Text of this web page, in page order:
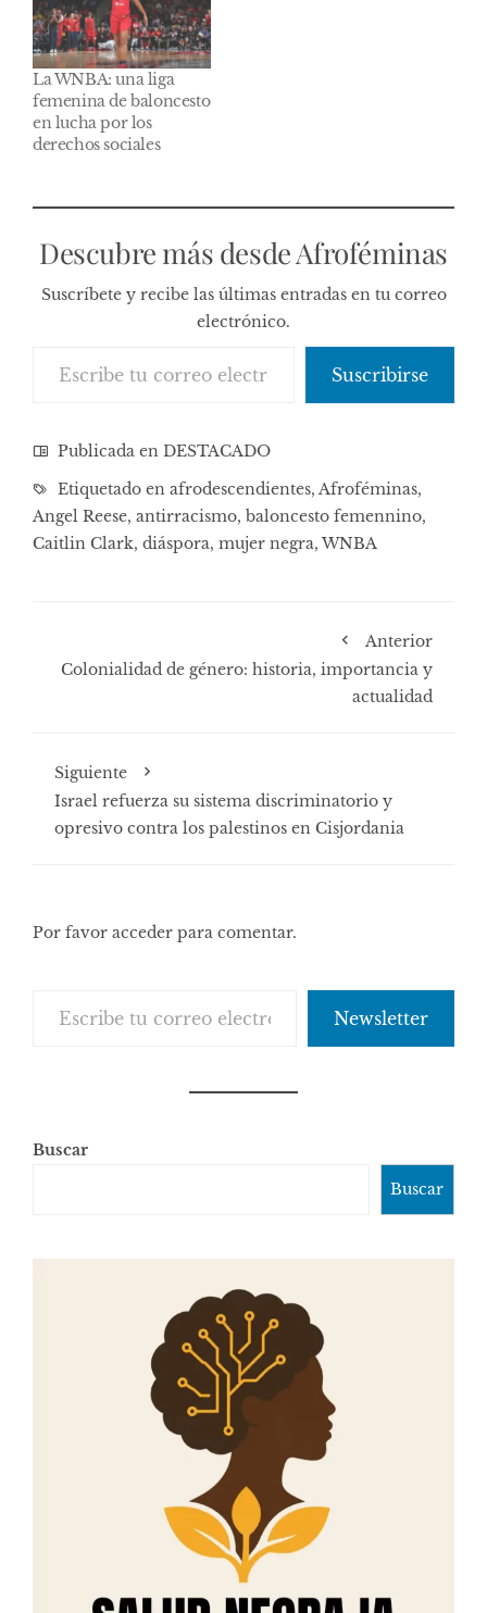
La WNBA: una liga
femenina de baloncesto
en lucha por los
derechos sociales
Descubre más desde Afroféminas
Suscríbete y recibe las últimas entradas en tu correo
electrónico.
Suscribirse
Publicada en DESTACADO
Etiquetado en afrodescendientes, Afroféminas,
Angel Reese, antirracismo, baloncesto femennino,
Caitlin Clark, diáspora, mujer negra, WNBA
Anterior
Colonialidad de género: historia, importancia y
actualidad
Siguiente
Israel refuerza su sistema discriminatorio y
opresivo contra los palestinos en Cisjordania
Por favor acceder para comentar.
Newsletter
Buscar
Buscar